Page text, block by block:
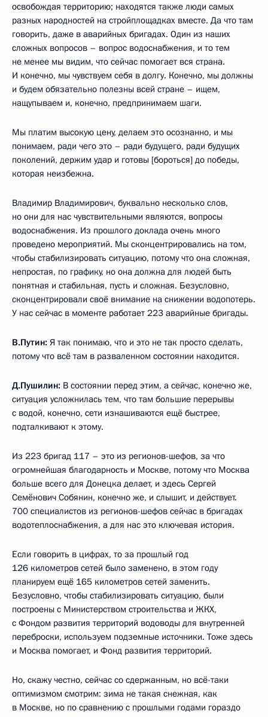
освобождая территорию; находятся также люди самых
разных народностей на стройплощадках вместе. Да что там
говорить, даже в аварийных бригадах. Один из наших
сложных вопросов – вопрос водоснабжения, и то тем
не менее мы видим, что сейчас помогает вся страна.
И конечно, мы чувствуем себя в долгу. Конечно, мы должны
и будем обязательно полезны всей стране – ищем,
нащупываем и, конечно, предпринимаем шаги.
Мы платим высокую цену, делаем это осознанно, и мы
понимаем, ради чего это – ради будущего, ради будущих
поколений, держим удар и готовы [бороться] до победы,
которая неизбежна.
Владимир Владимирович, буквально несколько слов,
но они для нас чувствительными являются, вопросы
водоснабжения. Из прошлого доклада очень много
проведено мероприятий. Мы сконцентрировались на том,
чтобы стабилизировать ситуацию, потому что она сложная,
непростая, по графику, но она должна для людей быть
понятная и стабильная, пусть и сложная. Безусловно,
сконцентрировали своё внимание на снижении водопотерь.
У нас сейчас в моменте работает 223 аварийные бригады.
В.Путин: Я так понимаю, что и это не так просто сделать,
потому что всё там в разваленном состоянии находится.
Д.Пушилин: В состоянии перед этим, а сейчас, конечно же,
ситуация усложнилась тем, что там большие перерывы
с водой, конечно, сети изнашиваются ещё быстрее,
подталкивают к этому.
Из 223 бригад 117 – это из регионов-шефов, за что
огромнейшая благодарность и Москве, потому что Москва
больше всего для Донецка делает, и здесь Сергей
Семёнович Собянин, конечно же, и слышит, и действует.
700 специалистов из регионов-шефов сейчас в бригадах
водотеплоснабжения, а для нас это ключевая история.
Если говорить в цифрах, то за прошлый год
126 километров сетей было заменено, в этом году
планируем ещё 165 километров сетей заменить.
Безусловно, чтобы стабилизировать ситуацию, были
построены с Министерством строительства и ЖКХ,
с Фондом развития территорий водоводы для внутренней
переброски, используем подземные источники. Тоже здесь
и Москва помогает, и Фонд развития территорий.
Но, скажу честно, сейчас со сдержанным, но всё-таки
оптимизмом смотрим: зима не такая снежная, как
в Москве, но по сравнению с прошлыми годами гораздо